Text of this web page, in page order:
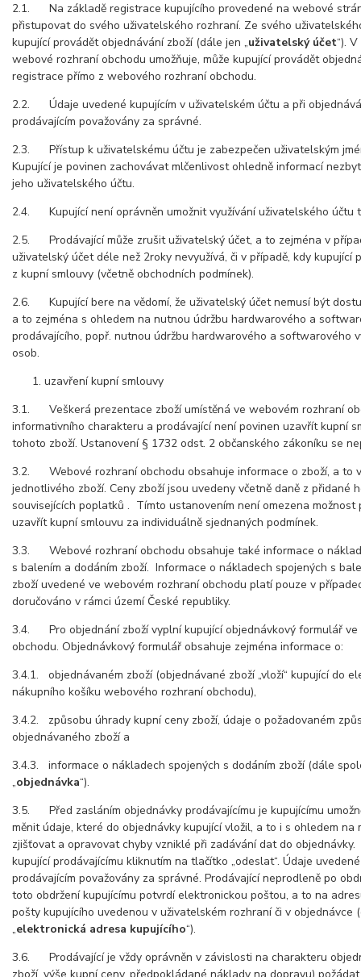
2.1. Na základě registrace kupujícího provedené na webové
přistupovat do svého uživatelského rozhraní. Ze svého
kupující provádět objednávání zboží (dále jen „uživatelský účet“).
webové rozhraní obchodu umožňuje, může kupující provádět
registrace přímo z webového rozhraní obchodu.
2.2. Údaje uvedené kupujícím v uživatelském účtu a při
prodávajícím považovány za správné.
2.3. Přístup k uživatelskému účtu je zabezpečen uživatelským
Kupující je povinen zachovávat mlčenlivost ohledně informací
jeho uživatelského účtu.
2.4. Kupující není oprávněn umožnit využívání uživatelského účtu
2.5. Prodávající může zrušit uživatelský účet, a to zejména v
uživatelský účet déle než 2roky nevyužívá, či v případě, kdy kupující
z kupní smlouvy (včetně obchodních podmínek).
2.6. Kupující bere na vědomí, že uživatelský účet nemusí být
a to zejména s ohledem na nutnou údržbu hardwarového a
prodávajícího, popř. nutnou údržbu hardwarového a softwarového
osob.
uzavření kupní smlouvy
3.1. Veškerá prezentace zboží umístěná ve webovém rozhraní
informativního charakteru a prodávající není povinen uzavřít kupní
tohoto zboží. Ustanovení § 1732 odst. 2 občanského zákoníku se
3.2. Webové rozhraní obchodu obsahuje informace o zboží, a to
jednotlivého zboží. Ceny zboží jsou uvedeny včetně daně z přidané
souvisejících poplatků . Tímto ustanovením není omezena možnost
uzavřít kupní smlouvu za individuálně sjednaných podmínek.
3.3. Webové rozhraní obchodu obsahuje také informace o
s balením a dodáním zboží. Informace o nákladech spojených s
zboží uvedené ve webovém rozhraní obchodu platí pouze v
doručováno v rámci území České republiky.
3.4. Pro objednání zboží vyplní kupující objednávkový formulář ve
obchodu. Objednávkový formulář obsahuje zejména informace o:
3.4.1. objednávaném zboží (objednávané zboží „vloží“ kupující do
nákupního košíku webového rozhraní obchodu),
3.4.2. způsobu úhrady kupní ceny zboží, údaje o požadovaném
objednávaného zboží a
3.4.3. informace o nákladech spojených s dodáním zboží (dále
„objednávka“).
3.5. Před zasláním objednávky prodávajícímu je kupujícímu
měnit údaje, které do objednávky kupující vložil, a to i s ohledem na
zjišťovat a opravovat chyby vzniklé při zadávání dat do
kupující prodávajícímu kliknutím na tlačítko „odeslat“. Údaje
prodávajícím považovány za správné. Prodávající neprodleně po
toto obdržení kupujícímu potvrdí elektronickou poštou, a to na
pošty kupujícího uvedenou v uživatelském rozhraní či v objednávce
„elektronická adresa kupujícího“).
3.6. Prodávající je vždy oprávněn v závislosti na charakteru